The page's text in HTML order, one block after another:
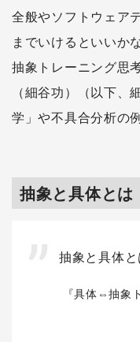
全般やソフトウェア
までいけるといいか
抽象トレーニング思
（細谷功）（以下
学」や不具合分析の
抽象と具体とは
抽象と具体
『具体⇔抽象